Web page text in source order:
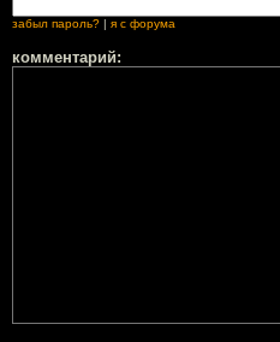
забыл пароль? я с форума
комментарий: